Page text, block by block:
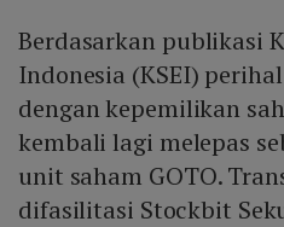
Berdasarkan publikasi
Indonesia (KSEI)
dengan kepemilikan
kembali lagi melepas
unit saham GOTO.
difasilitasi Stockbit